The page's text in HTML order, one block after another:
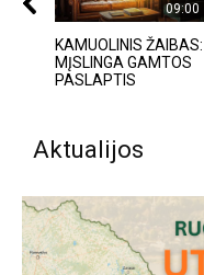
09:00
KAMUOLINIS ŽAIBAS:
MĮSLINGA GAMTOS
PASLAPTIS
Aktualijos